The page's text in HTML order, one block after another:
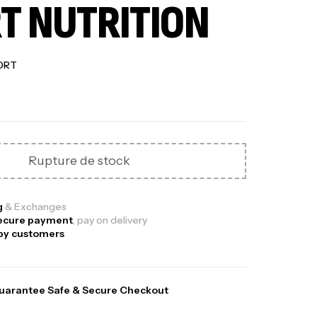
NUTRITION
Rupture de stock
& Exchanges
payment, pay on delivery
customers
Safe & Secure Checkout
Creatine CREAPURE – 306 Gr –
USA